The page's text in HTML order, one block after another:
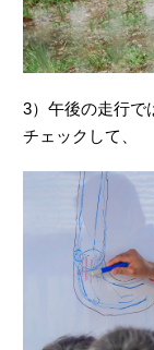
3）午後の走行で
チェックして、